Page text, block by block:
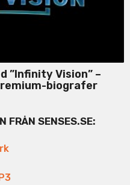
”Infinity Vision” –
biografer
FRÅN SENSES.SE: